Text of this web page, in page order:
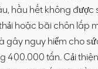
hầu hết không được
hoặc bãi chôn lấp
gây nguy hiểm cho
400.000 tấn. Cải